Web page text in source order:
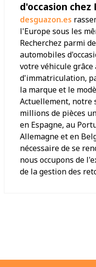
d'occasion chez
desguazon.es
l'Europe sous les
Recherchez parmi
automobiles
votre véhicule
d'immatriculation,
la marque et le
Actuellement, notre
millions de pièces
en Espagne, au
Allemagne et en
nécessaire de se
nous occupons de
de la gestion des